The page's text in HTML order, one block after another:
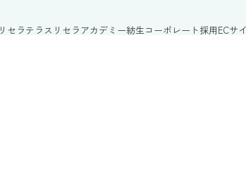
リセラテラス リセラアカデミー紡生コーポレート採用ECサ